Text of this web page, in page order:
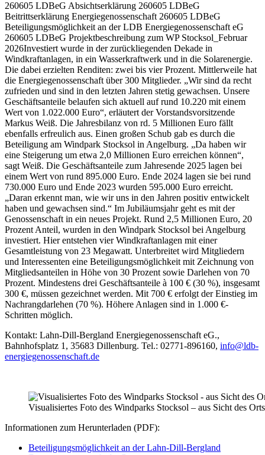
260605 LDBeG Absichtserklärung 260605 LDBeG
Beitrittserklärung Energiegenossenschaft 260605 LDBeG
Beteiligungsmöglichkeit an der LDB Energiegenossenschaft eG
260605 LDBeG Projektbeschreibung zum WP Stocksol_Februar
2026Investiert wurde in der zurückliegenden Dekade in
Windkraftanlagen, in ein Wasserkraftwerk und in die Solarenergie.
Die dabei erzielten Renditen: zwei bis vier Prozent. Mittlerweile hat
die Energiegenossenschaft über 300 Mitglieder. „Wir sind da recht
zufrieden und sind in den letzten Jahren stetig gewachsen. Unsere
Geschäftsanteile belaufen sich aktuell auf rund 10.220 mit einem
Wert von 1.022.000 Euro“, erläutert der Vorstandsvorsitzende
Markus Weiß. Die Jahresbilanz von rd. 5 Millionen Euro fällt
ebenfalls erfreulich aus. Einen großen Schub gab es durch die
Beteiligung am Windpark Stocksol in Angelburg. „Da haben wir
eine Steigerung um etwa 2,0 Millionen Euro erreichen können“,
sagt Weiß. Die Geschäftsanteile zum Jahresende 2025 lagen bei
einem Wert von rund 895.000 Euro. Ende 2024 lagen sie bei rund
730.000 Euro und Ende 2023 wurden 595.000 Euro erreicht.
„Daran erkennt man, wie wir uns in den Jahren positiv entwickelt
haben und gewachsen sind.“ Im Jubiläumsjahr geht es mit der
Genossenschaft in ein neues Projekt. Rund 2,5 Millionen Euro, 20
Prozent Anteil, wurden in den Windpark Stocksol bei Angelburg
investiert. Hier entstehen vier Windkraftanlagen mit einer
Gesamtleistung von 23 Megawatt. Unterbreitet wird Mitgliedern
und Interessenten eine Beteiligungsmöglichkeit mit Zeichnung von
Mitgliedsanteilen in Höhe von 30 Prozent sowie Darlehen von 70
Prozent. Mindestens drei Geschäftsanteile à 100 € (30 %), insgesamt
300 €, müssen gezeichnet werden. Mit 700 € erfolgt der Einstieg im
Nachrangdarlehen (70 %). Höhere Anlagen sind in 1.000 €-
Schritten möglich.
Kontakt: Lahn-Dill-Bergland Energiegenossenschaft eG.,
Bahnhofsplatz 1, 35683 Dillenburg. Tel.: 02771-896160, info@ldb-
energiegenossenschaft.de
Visualisiertes Foto des Windparks Stocksol – aus Sicht des
Informationen zum Herunterladen (PDF):
Beteiligungsmöglichkeit an der Lahn-Dill-Bergland